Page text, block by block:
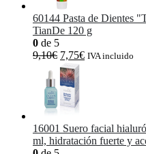
60144 Pasta de Dientes
TianDe 120 g
0 de 5
9,10€ El
precio
original
era:
9,10€.
7,75€ElIVA incluido
16001 Suero facial
ml, hidratación fuerte y